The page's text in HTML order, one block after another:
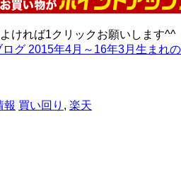
ければ1クリックお願いします^^
報 買い回り , 楽天